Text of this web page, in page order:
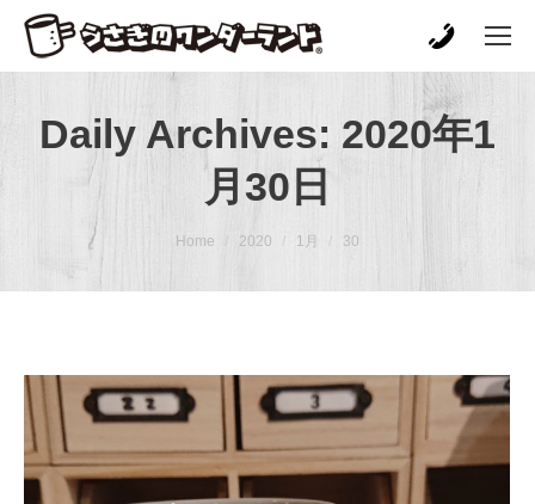
Daily Archives: 2020年1
月30日
You are here: Home 2020 1月 30